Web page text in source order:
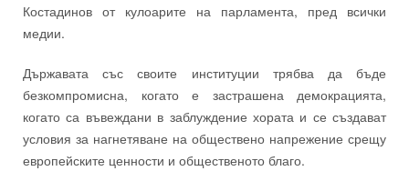
Костадинов от кулоарите на парламента, пред всички
медии.
Държавата със своите институции трябва да бъде
безкомпромисна, когато е застрашена демокрацията,
когато са въвеждани в заблуждение хората и се създават
условия за нагнетяване на обществено напрежение срещу
европейските ценности и общественото благо.